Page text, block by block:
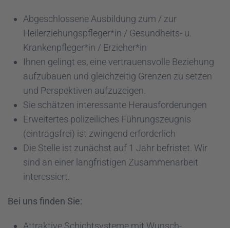
Abgeschlossene Ausbildung zum / zur
Heilerziehungspfleger*in / Gesundheits- u.
Krankenpfleger*in / Erzieher*in
Ihnen gelingt es, eine vertrauensvolle Beziehung
aufzubauen und gleichzeitig Grenzen zu setzen
und Perspektiven aufzuzeigen.
Sie schätzen interessante Herausforderungen
Erweitertes polizeiliches Führungszeugnis
(eintragsfrei) ist zwingend erforderlich
Die Stelle ist zunächst auf 1 Jahr befristet. Wir
sind an einer langfristigen Zusammenarbeit
interessiert.
Bei uns finden Sie:
Attraktive Schichtsysteme mit Wunsch-